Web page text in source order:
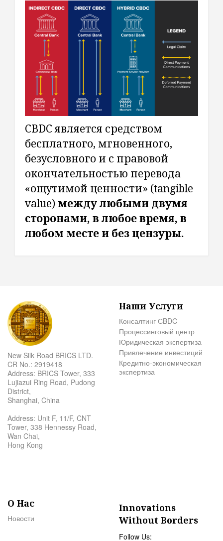
CBDC является средством
бесплатного, мгновенного,
безусловного и с правовой
окончательностью перевода
«ощутимой ценности» (tangible
value) между любыми двумя
сторонами, в любое время, в
любом месте и без цензуры.
New Silk Road BRICS LTD.
CR No.: 2919418
Address: BRICS Tower, 333
Lujiazui Ring Road, Pudong
District,
Shanghai, China
Address: Unit F, 11/F, CNT
Tower, 338 Hennessy Road,
Wan Chai,
Hong Kong
Наши Услуги
Консалтинг СBDC
Процессинговый центр
Юридическая экспертиза
Привлечение инвестиций
Кредитно-экономическая
экспертиза
О Нас
Новости
Innovations
Without Borders
Follow Us: